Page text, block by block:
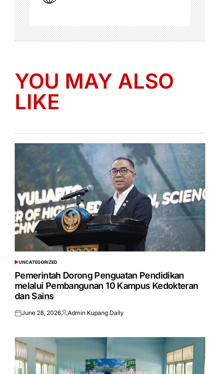
YOU MAY ALSO
LIKE
POSTED
IN
UNCATEGORIZED
Pemerintah Dorong Penguatan Pendidikan
melalui Pembangunan 10 Kampus Kedokteran
dan Sains
Posted
June 28, 2026Posted
Admin Kupang Daily